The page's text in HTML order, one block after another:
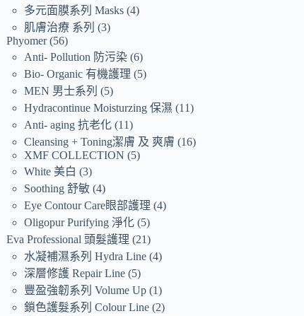
多元面膜系列 Masks 4
肌膚治療 系列
3
Phyomer 56
Anti- Pollution 防污染 6
Bio- Organic 有機護理
5
MEN 男士系列
5
Hydracontinue Moisturzing 保濕
11
Anti- aging 抗老化 11
Cleansing + Toning潔膚 及 爽膚
16
XMF COLLECTION
5
White 美白
3
Soothing 舒敏 4
Eye Contour Care眼部護理 4
Oligopur Purifying 淨化 5
Eva Professional 頭髮護理
21
水凝補濕系列 Hydra Line 4
深層修護 Repair Line 5
豐盈強韌系列 Volume Up 1
鎖色護髮系列 Colour Line 2